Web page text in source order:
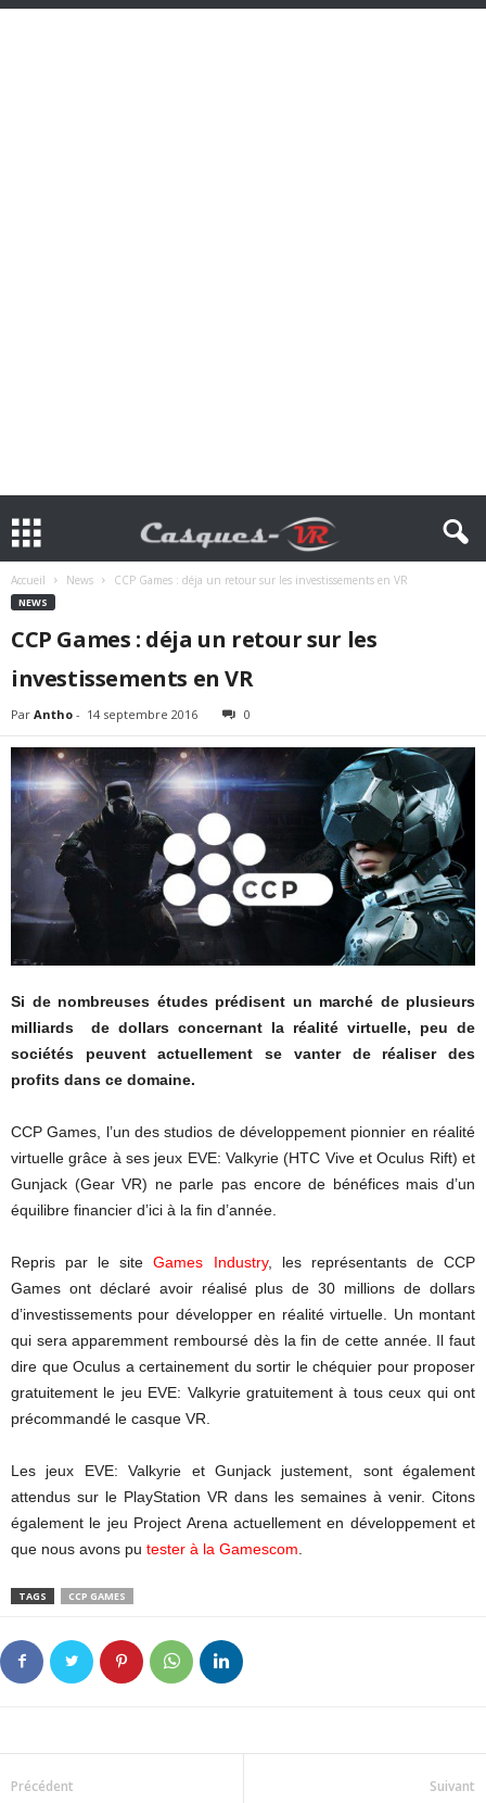
Accueil News CCP Games : déja un retour sur les investissements en VR
NEWS
CCP Games : déja un retour sur les
investissements en VR
Par Antho - 14 septembre 2016 0
Si de nombreuses études prédisent un marché de plusieurs
milliards de dollars concernant la réalité virtuelle, peu de
sociétés peuvent actuellement se vanter de réaliser des
profits dans ce domaine.
CCP Games, l’un des studios de développement pionnier en réalité
virtuelle grâce à ses jeux EVE: Valkyrie (HTC Vive et Oculus Rift) et
Gunjack (Gear VR) ne parle pas encore de bénéfices mais d’un
équilibre financier d’ici à la fin d’année.
Repris par le siteGames Industry, les représentants de CCP
Games ont déclaré avoir réalisé plus de 30 millions de dollars
d’investissements pour développer en réalité virtuelle. Un montant
qui sera apparemment remboursé dès la fin de cette année. Il faut
dire que Oculus a certainement du sortir le chéquier pour proposer
gratuitement le jeu EVE: Valkyrie gratuitement à tous ceux qui ont
précommandé le casque VR.
Les jeux EVE: Valkyrie et Gunjack justement, sont également
attendus sur le PlayStation VR dans les semaines à venir. Citons
également le jeu Project Arena actuellement en développement et
que nous avons pu tester à la Gamescom.
TAGS CCP GAMES
Précédent Suivant